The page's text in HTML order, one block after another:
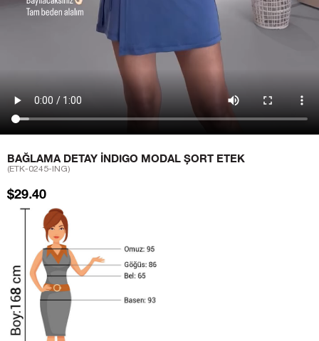
BAĞLAMA DETAY İNDIGO MODAL ŞORT ETEK
(ETK-0245-ING)
$29.40